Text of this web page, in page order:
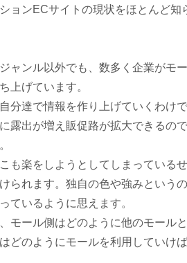
ョンECサイトの現状をほとんど
ャンル以外でも、数多く企業がモ
上げています。
分達で情報を作り上げていくわけ
露出が増え販促路が拡大できるの
も楽をしようとしてしまっている
られます。独自の色や強みという
ているように思えます。
モール側はどのように他のモール
どのようにモールを利用していけ